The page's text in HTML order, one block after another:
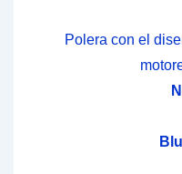
Polera con el